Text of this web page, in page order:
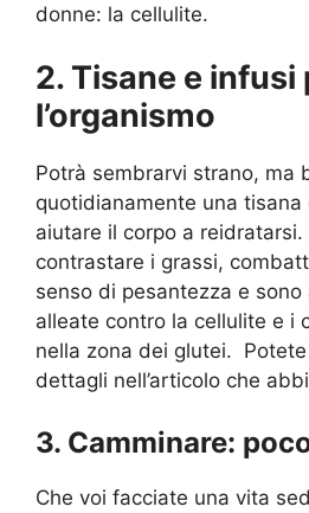
donne: la cellulite.
2. Tisane e infusi
l’organismo
Potrà sembrarvi strano, ma
quotidianamente una tisana
aiutare il corpo a
contrastare i grassi,
senso di pesantezza e
alleate contro la cellulite e i
nella zona dei glutei.
dettagli nell’articolo che
3. Camminare:
Che voi facciate una vita